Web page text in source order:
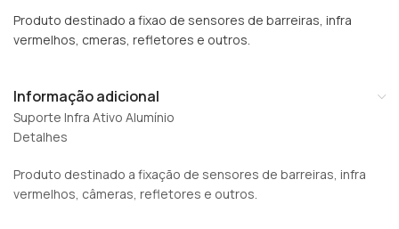
Produto destinado a fixao de sensores de barreiras, infra
vermelhos, cmeras, refletores e outros.
Informação adicional
Suporte Infra Ativo Alumínio
Detalhes
Produto destinado a fixação de sensores de barreiras, infra
vermelhos, câmeras, refletores e outros.